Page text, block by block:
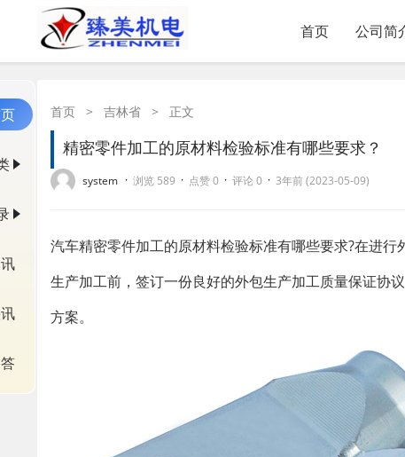
首页 公司简
首页 > 吉林省 > 正文
精密零件加工的原材料检验标准有哪些要求？
system · 浏览 589 · 点赞 0 · 评论 0 · 3年前 (2023-05-09)
汽车精密零件加工的原材料检验标准有哪些要求?在进
生产加工前，签订一份良好的外包生产加工质量保证协
方案。